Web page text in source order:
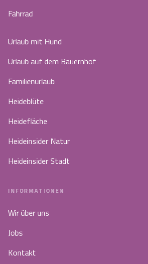
Fahrrad
Urlaub mit Hund
Urlaub auf dem Bauernhof
Familienurlaub
Heideblüte
Heidefläche
Heideinsider Natur
Heideinsider Stadt
INFORMATIONEN
Wir über uns
Jobs
Kontakt